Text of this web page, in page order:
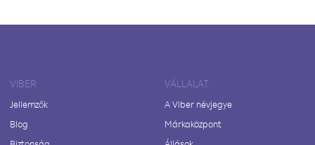
VIBER
Jellemzők
Blog
VÁLLALAT
A Viber névjegye
Márkaközpont